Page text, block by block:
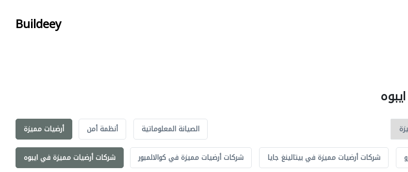
Buildeey
أرضيات مميزة أنظمة أمن الصيانة المعلوماتية
شركات أرضيات مميزة في ايبوه شركات أرضيات مميزة في كوالالمبور شركات أرضيات مميزة في بيتالينغ جايا